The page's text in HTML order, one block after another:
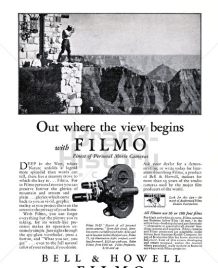
BELL & HOWELL BÖWE BELL & HOWELL 1930